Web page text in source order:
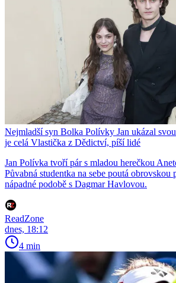
Nejmladší syn Bolka Polívky Jan ukázal
je celá Vlastička z Dědictví, píší lidé
Jan Polívka tvoří pár s mladou herečkou
Půvabná studentka na sebe poutá obrovskou
nápadné podobě s Dagmar Havlovou.
ReadZone
dnes, 18:12
4 min